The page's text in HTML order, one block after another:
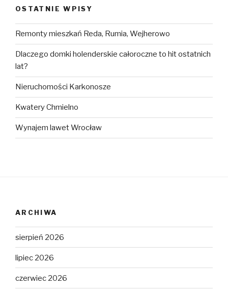
OSTATNIE WPISY
Remonty mieszkań Reda, Rumia, Wejherowo
Dlaczego domki holenderskie całoroczne to hit ostatnich
lat?
Nieruchomości Karkonosze
Kwatery Chmielno
Wynajem lawet Wrocław
ARCHIWA
sierpień 2026
lipiec 2026
czerwiec 2026